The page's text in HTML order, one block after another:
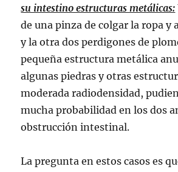
su intestino estructuras metálicas:
de una pinza de colgar la ropa y
y la otra dos perdigones de
pequeña estructura metálica
algunas piedras y otras
moderada radiodensidad,
mucha probabilidad en los dos
obstrucción intestinal.
La pregunta en estos casos es